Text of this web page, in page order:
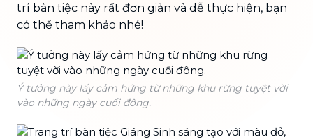
trí bàn tiệc này rất đơn giản và dễ thực hiện, bạn
có thể tham khảo nhé!
Ý tưởng này lấy cảm hứng từ những khu rừng tuyệt vời
vào những ngày cuối đông.